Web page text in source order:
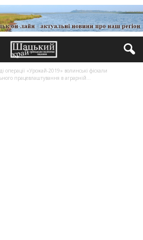
операції «Урожай-2019» волинські фіскали
працевлаштування в аграрній...